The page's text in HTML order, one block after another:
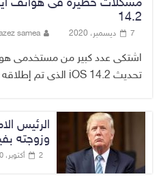
14.2
7 ديسمبر، 2020 samea
اشتكى عدد كبير من مستخدمى
تحديث iOS 14.2 الذى تم إطلاقه منذ عدة أيام، بأن
الرئيس
وزوجته
2 أكتوبر، 2020